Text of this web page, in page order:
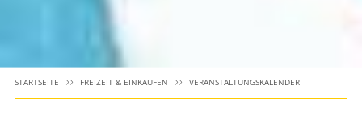
STARTSEITE FREIZEIT & EINKAUFEN VERANSTALTUNGSKALENDER